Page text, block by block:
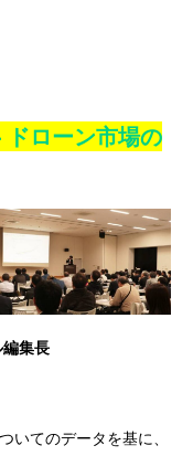
ドローン市場の
集長
いてのデータを基に、